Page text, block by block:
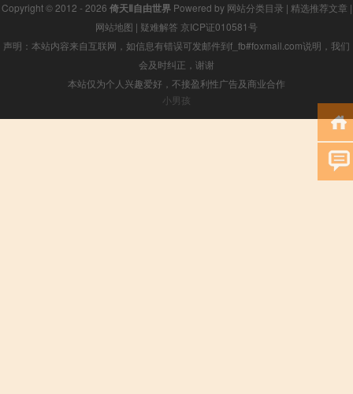
Copyright © 2012 - 2026 倚天Ⅱ自由世界Powered by 网站分类目录 | 精选推荐文章 |
网站地图 | 疑难解答 京ICP证010581号
声明：本站内容来自互联网，如信息有错误可发邮件到f_fb#foxmail.com说明，我们
会及时纠正，谢谢
本站仅为个人兴趣爱好，不接盈利性广告及商业合作
小男孩